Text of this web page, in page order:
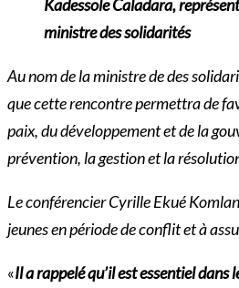
Kadessole Caladara,
ministre des solidarités
Au nom de la ministre de des
que cette rencontre permettra de
paix, du développement et de la
prévention, la gestion et la
Le conférencier Cyrille Ekué
jeunes en période de conflit et à
«Il a rappelé qu’il est essentiel dans